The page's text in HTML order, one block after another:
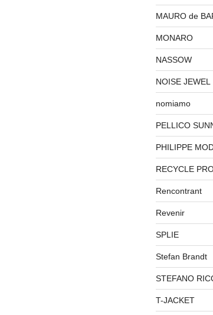
MAURO de
MONARO
NASSOW
NOISE JEWEL
nomiamo
PELLICO
PHILIPPE
RECYCLE
Rencontrant
Revenir
SPLIE
Stefan Brandt
STEFANO
T-JACKET